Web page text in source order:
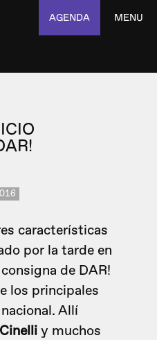
AGENDA MENU
características
por la tarde en
de DAR!
los principales
Allí
y muchos